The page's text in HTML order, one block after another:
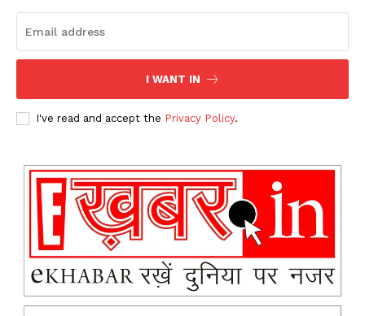
News Week
Magazine PRO
I WANT IN
I've read and accept the Privacy Policy.